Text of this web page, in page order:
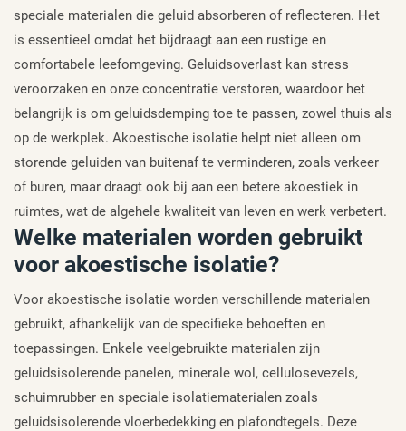
speciale materialen die geluid absorberen of reflecteren. Het
is essentieel omdat het bijdraagt aan een rustige en
comfortabele leefomgeving. Geluidsoverlast kan stress
veroorzaken en onze concentratie verstoren, waardoor het
belangrijk is om geluidsdemping toe te passen, zowel thuis als
op de werkplek. Akoestische isolatie helpt niet alleen om
storende geluiden van buitenaf te verminderen, zoals verkeer
of buren, maar draagt ook bij aan een betere akoestiek in
ruimtes, wat de algehele kwaliteit van leven en werk verbetert.
Welke materialen worden gebruikt
voor akoestische isolatie?
Voor akoestische isolatie worden verschillende materialen
gebruikt, afhankelijk van de specifieke behoeften en
toepassingen. Enkele veelgebruikte materialen zijn
geluidsisolerende panelen, minerale wol, cellulosevezels,
schuimrubber en speciale isolatiematerialen zoals
geluidsisolerende vloerbedekking en plafondtegels. Deze